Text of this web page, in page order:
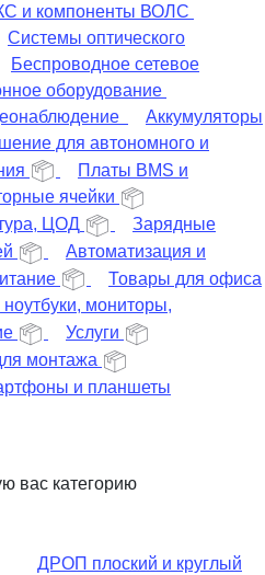
и компоненты ВОЛС
Системы оптического
Беспроводное сетевое
оборудование
Аккумуляторы
для автономного и
Платы BMS и
ячейки
ЦОД
Зарядные
Автоматизация и
Товары для офиса
мониторы,
Услуги
монтажа
и планшеты
вас категорию
ДРОП плоский и круглый